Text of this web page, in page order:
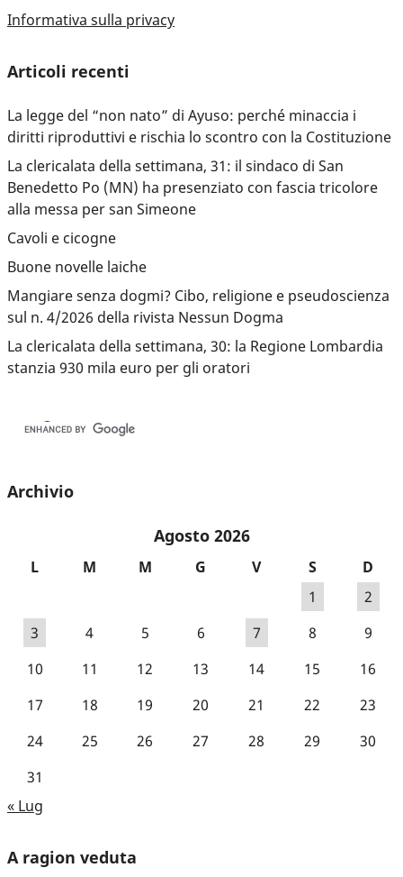
Informativa sulla privacy
Articoli recenti
La legge del “non nato” di Ayuso: perché minaccia i
diritti riproduttivi e rischia lo scontro con la Costituzione
La clericalata della settimana, 31: il sindaco di San
Benedetto Po (MN) ha presenziato con fascia tricolore
alla messa per san Simeone
Cavoli e cicogne
Buone novelle laiche
Mangiare senza dogmi? Cibo, religione e pseudoscienza
sul n. 4/2026 della rivista Nessun Dogma
La clericalata della settimana, 30: la Regione Lombardia
stanzia 930 mila euro per gli oratori
Archivio
Agosto 2026
L M M G V S
D
1
2
3
4 5 6 7 8
9
10
11 12 13 14 15
16
17
18 19 20 21 22
23
24
25 26 27 28 29
30
31
« Lug
A ragion veduta